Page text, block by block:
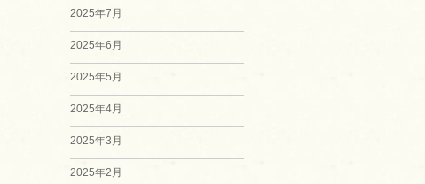
2025年7月
2025年6月
2025年5月
2025年4月
2025年3月
2025年2月